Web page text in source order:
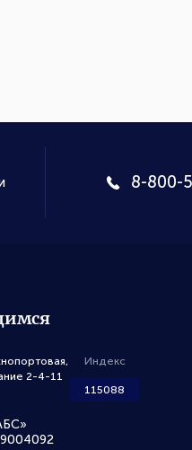
8-800-
2-4-11
Индекс
115088